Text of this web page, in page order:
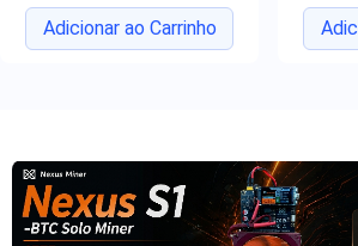
Adicionar ao Carrinho